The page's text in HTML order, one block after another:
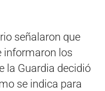
señalaron que
informaron los
la Guardia decidió
se indica para